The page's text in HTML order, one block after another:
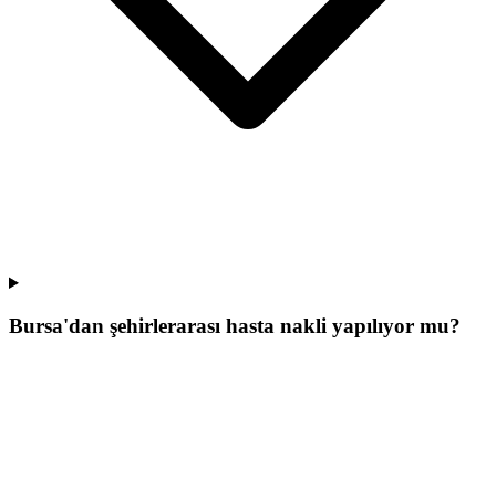
Bursa'dan şehirlerarası hasta nakli yapılıyor mu?